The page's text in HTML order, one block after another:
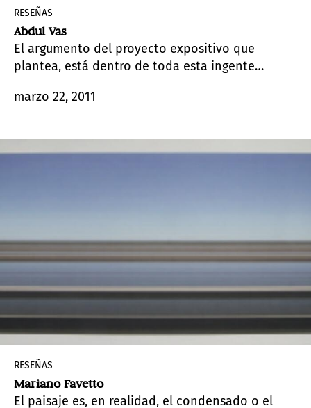
RESEÑAS
Abdul Vas
El argumento del proyecto expositivo que
plantea, está dentro de toda esta ingente
específicamente de la relación de esta nueva
marzo 22, 2011
RESEÑAS
Mariano Favetto
El paisaje es, en realidad, el condensado o el